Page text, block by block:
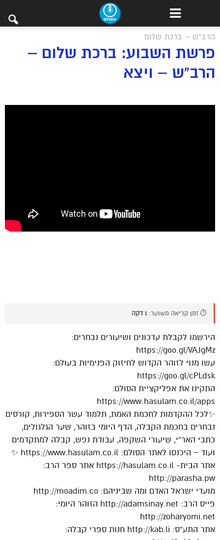
הרב"ש – ברכת שלום
פרשת השבוע: ברכת שלום –
הרב”ש – ויצא
⏱️ זמן קריאה משוער: 1 דקה
הירשמו לקבלת עדכונים ושיעורים נבחרים:
https://goo.gl/VAJgMz
עשו מנוי לזוהר הקדוש לחיזוק הפנימיות בעולם:
https://goo.gl/cPLdsk
התקינו את אפליקציית הסולם:
https://www.hasulam.co.il/apps
✨לכל ההקדמות לחכמת האמת, תלמוד עשר הספירות, קורסים
נבחרים בחכמת הקבלה, הדף היומי בזוהר, שער הגלגולים,
כתבי האר”י, שיעורי השקפה, עבודת נפש, קבלה למתקדמים
ועוד – היכנסו לאתר הסולם: https://www.hasulam.co.il ✨
אתר הבית- https://hasulam.co.il אתר ספר הרב:
http://parasha.pw
מועדי ישראל האדם ומה שביניהם: http://moadim.co
פייס הרב: http://adamsinay.net הזוהר היומי:
http://zoharyomi.net
אתר התע”ס: http://kab.li חנות ספרי קבלה: